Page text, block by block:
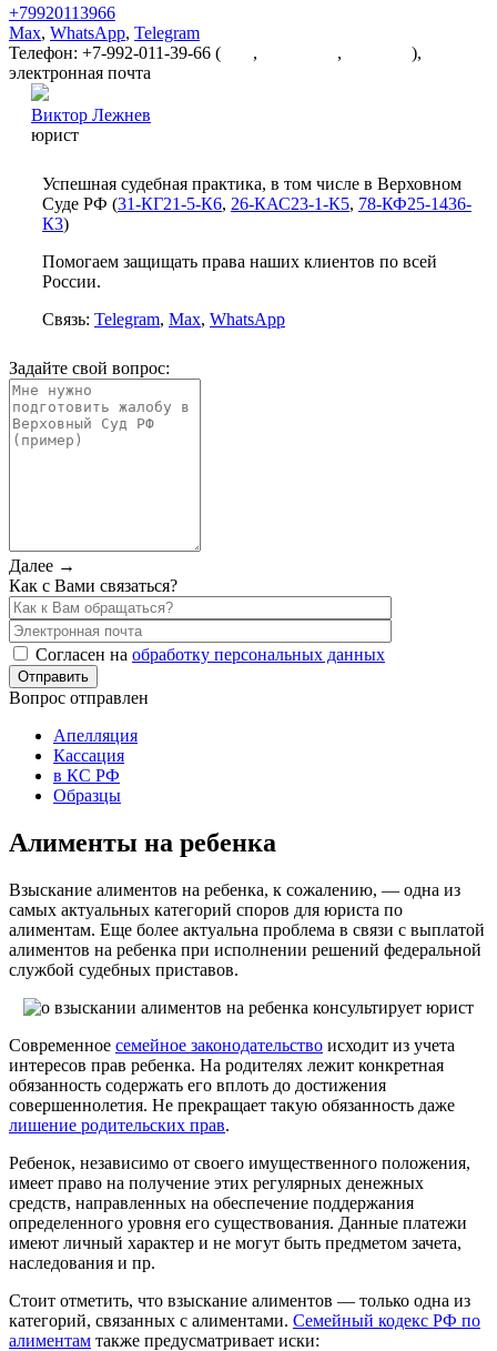
+79920113966
Max, WhatsApp, Telegram
Телефон: +7-992-011-39-66 (
, ,
),
электронная почта
Виктор Лежнев
юрист
Успешная судебная практика, в том числе в Верховном
Суде РФ (31-КГ21-5-К6, 26-КАС23-1-К5, 78-КФ25-1436-
К3)
Помогаем защищать права наших клиентов по всей
России.
Связь: Telegram, Max, WhatsApp
Задайте свой вопрос:
Далее →
Как с Вами связаться?
Согласен на обработку персональных данных
Вопрос отправлен
Апелляция
Кассация
в КС РФ
Образцы
Алименты на ребенка
Взыскание алиментов на ребенка, к сожалению, — одна из
самых актуальных категорий споров для юриста по
алиментам. Еще более актуальна проблема в связи с выплатой
алиментов на ребенка при исполнении решений федеральной
службой судебных приставов.
Современное семейное законодательство исходит из учета
интересов прав ребенка. На родителях лежит конкретная
обязанность содержать его вплоть до достижения
совершеннолетия. Не прекращает такую обязанность даже
лишение родительских прав.
Ребенок, независимо от своего имущественного положения,
имеет право на получение этих регулярных денежных
средств, направленных на обеспечение поддержания
определенного уровня его существования. Данные платежи
имеют личный характер и не могут быть предметом зачета,
наследования и пр.
Стоит отметить, что взыскание алиментов — только одна из
категорий, связанных с алиментами. Семейный кодекс РФ по
алиментам также предусматривает иски: